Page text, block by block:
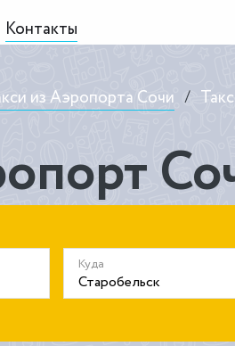
Контакты
из Аэропорта Сочи /
Куда